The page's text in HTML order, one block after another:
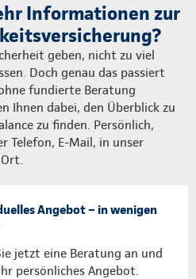
Informationen zur
geben, nicht zu viel
Doch genau das passiert
fundierte Beratung
Ihnen dabei, den Überblick zu
zu finden. Persönlich,
Telefon, E-Mail, in unser
Angebot – in wenigen
jetzt eine Beratung an und
persönliches Angebot.